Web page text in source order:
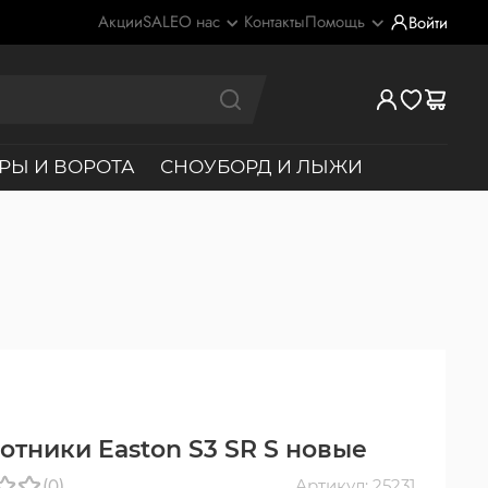
АкцииSALEО нас КонтактыПомощь Войти
И ВОРОТА СНОУБОРД И ЛЫЖИ
Easton S3 SR S новые